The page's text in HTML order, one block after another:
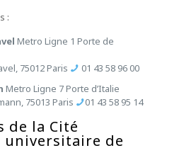
:
Metro Ligne 1 Porte de
75012 Paris
01 43 58 96 00
Metro Ligne 7Porte d’Italie
75013 Paris
01 43 58 95 14
de la Cité
de